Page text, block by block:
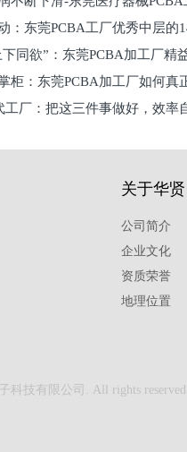
：东莞PCBA工厂优秀中层的
下同欲”：东莞PCBA加工厂精
柜：东莞PCBA加工厂如何真
工厂：把这三件事做好，效率
关于华贤
公司简介
企业文化
资质荣誉
地理位置
科技有限公司. All rights reserved